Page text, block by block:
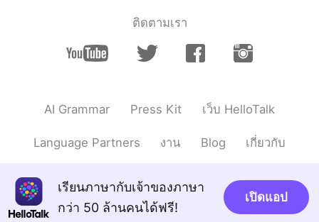
ติดตามเรา
AI Grammar Press Kit เว็บ HelloTalk
Language Partners งาน Blog เกี่ยวกับ
เรียนภาษากับเจ้าของภาษา
กว่า 50 ล้านคนได้ฟรี!
เปิดแอป